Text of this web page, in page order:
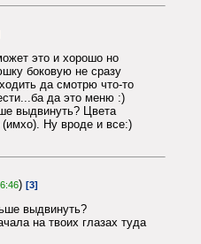
это и хорошо но
боковую не сразу
да смотрю что-то
да это меню :)
выдвинуть? Цвета
Ну вроде и все:)
) [3]
выдвинуть?
на твоих глазах туда